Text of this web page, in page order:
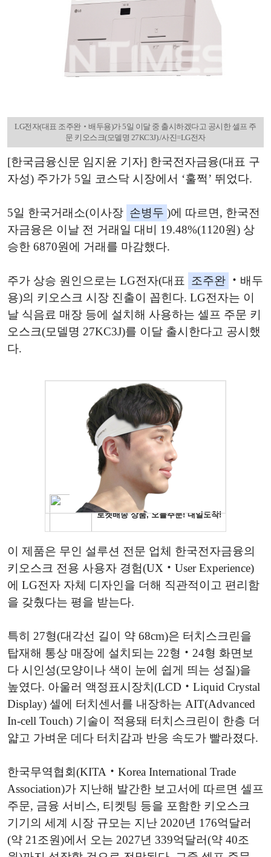
LG전자(대표 조주완‧배두용)가 5일 이달 중 출시하겠다고 공시한 셀프 주
문 키오스크(모델명 27KC3J)./사진=LG전자
[한국금융신문 임지윤 기자] 한국전자금융(대표 구
자성) 주가가 5일 코스닥 시장에서 ‘훌쩍’ 뛰었다.
5일 한국거래소(이사장 손병두 )에 따르면, 한국전
자금융은 이날 전 거래일 대비 19.48%(1120원) 상
승한 6870원에 거래를 마감했다.
주가 상승 원인으로는 LG전자(대표 조주완 ‧배두
용)의 키오스크 시장 진출이 꼽힌다. LG전자는 이
날 식음료 매장 등에 설치해 사용하는 셀프 주문 키
오스크(모델명 27KC3J)를 이달 출시한다고 공시했
다.
이 제품은 무인 설루션 전문 업체 한국전자금융의
키오스크 전용 사용자 경험(UX‧User Experience)
에 LG전자 자체 디자인을 더해 직관적이고 편리함
을 갖췄다는 평을 받는다.
특히 27형(대각선 길이 약 68cm)은 터치스크린을
탑재해 통상 매장에 설치되는 22형‧24형 화면보
다 시인성(모양이나 색이 눈에 쉽게 띄는 성질)을
높였다. 아울러 액정표시장치(LCD‧Liquid Crystal
Display) 셀에 터치센서를 내장하는 AIT(Advanced
In-cell Touch) 기술이 적용돼 터치스크린이 한층 더
얇고 가벼운 데다 터치감과 반응 속도가 빨라졌다.
한국무역협회(KITA‧Korea International Trade
Association)가 지난해 발간한 보고서에 따르면 셀프
주문, 금융 서비스, 티켓팅 등을 포함한 키오스크
기기의 세계 시장 규모는 지난 2020년 176억달러
(약 21조원)에서 오는 2027년 339억달러(약 40조